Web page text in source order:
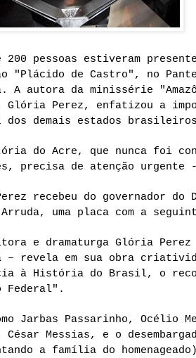
200 pessoas estiveram
"Plácido de Castro", no
A autora da minissérie
Glória Perez, enfatizou a
dos demais estados
do Acre, que nunca foi
precisa de atenção
recebeu do governador
uma placa com a
e dramaturga Glória Perez
revela em sua obra
à História do Brasil, o
Jarbas Passarinho, Océlio
César Messias, e o
a família do